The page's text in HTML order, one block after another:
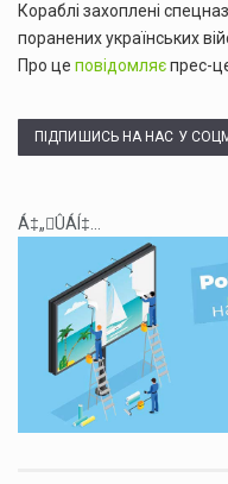
Кораблі захоплені
поранених українських
Про це повідомляєпрес-
ПІДПИШИСЬ НА НАС У
Á‡„ÛÁÍ‡...